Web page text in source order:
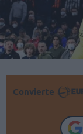
Convierte